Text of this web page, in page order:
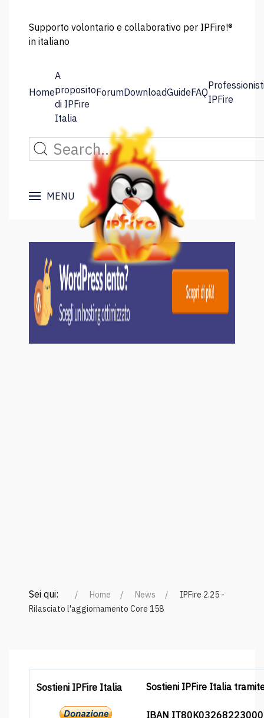
Supporto volontario e collaborativo per IPFire!®
in italiano
Home
A
proposito
di IPFire
Italia
ForumDownloadGuideFAQ
IPFire
MENU
Sei qui: Home News
IPFire 2.25 -
Rilasciato l'aggiornamento Core 158
Sostieni IPFire Italia Sostieni IPFire Italia
IBAN